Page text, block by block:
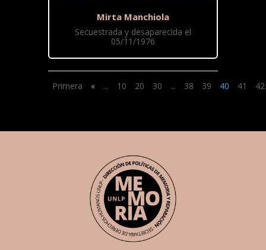
Mirta Manchiola
Secuestrada y desaparecida el
05/11/1976
Primera « ... 10 20 30 ... 38 39 40 41 42